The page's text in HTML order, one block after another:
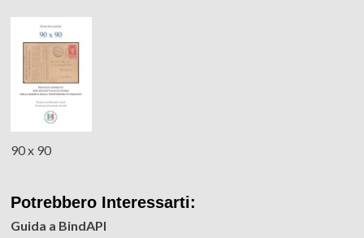
90 x 90
Potrebbero Interessarti:
Guida a BindAPI